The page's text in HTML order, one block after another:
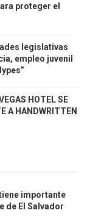
proteger el
legislativas
empleo juvenil
HOTEL SE
A HANDWRITTEN
importante
de El Salvador